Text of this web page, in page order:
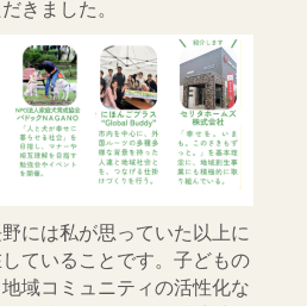
きました。
には私が思っていた以上に
ていることです。子どもの
域コミュニティの活性化な